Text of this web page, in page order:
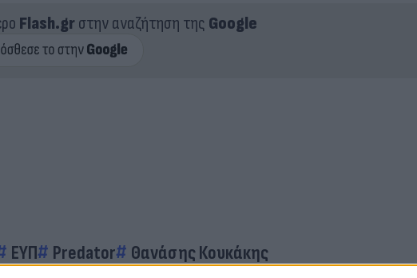
Flash.grστην αναζήτηση της Google
ΕΥΠ Predator Θανάσης Κουκάκης